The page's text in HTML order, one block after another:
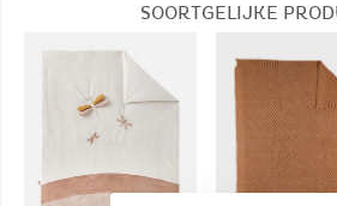
SOORTGELIJKE